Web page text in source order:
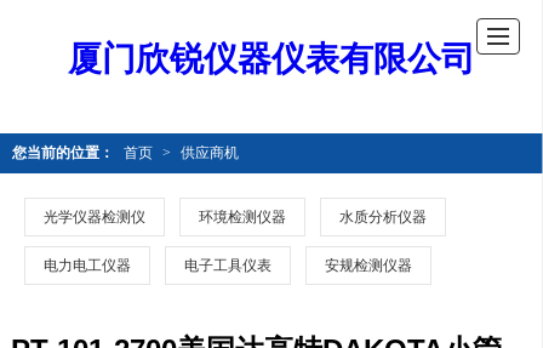
厦门欣锐仪器仪表有限公司
您当前的位置： 首页 > 供应商机
光学仪器检测仪 环境检测仪器 水质分析仪器
电力电工仪器 电子工具仪表 安规检测仪器